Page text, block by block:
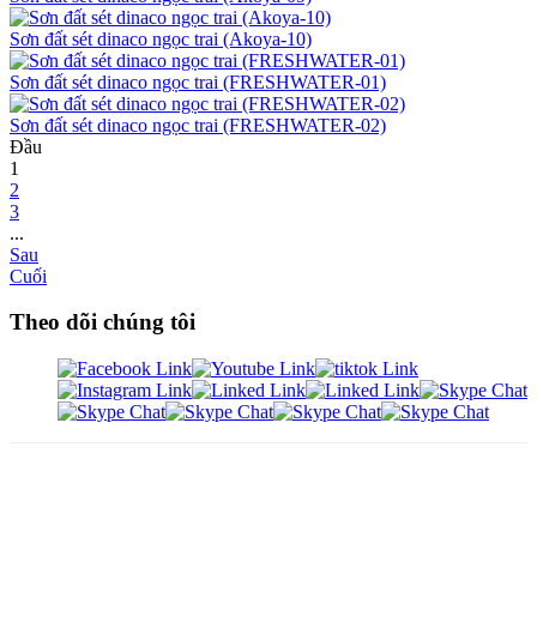
Sơn đất sét dinaco ngọc trai (Akoya-10)
Sơn đất sét dinaco ngọc trai (FRESHWATER-01)
Sơn đất sét dinaco ngọc trai (FRESHWATER-02)
Đầu
1
2
3
...
Sau
Cuối
Theo dõi chúng tôi